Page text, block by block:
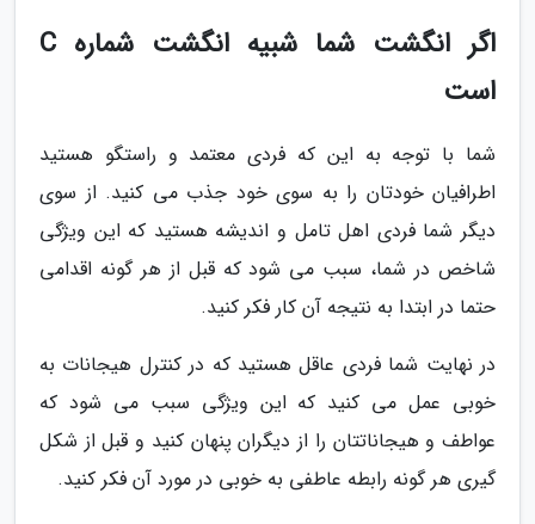
اگر انگشت شما شبیه انگشت شماره C
است
شما با توجه به این که فردی معتمد و راستگو هستید
اطرافیان خودتان را به سوی خود جذب می کنید. از سوی
دیگر شما فردی اهل تامل و اندیشه هستید که این ویژگی
شاخص در شما، سبب می شود که قبل از هر گونه اقدامی
حتما در ابتدا به نتیجه آن کار فکر کنید.
در نهایت شما فردی عاقل هستید که در کنترل هیجانات به
خوبی عمل می کنید که این ویژگی سبب می شود که
عواطف و هیجاناتتان را از دیگران پنهان کنید و قبل از شکل
گیری هر گونه رابطه عاطفی به خوبی در مورد آن فکر کنید.